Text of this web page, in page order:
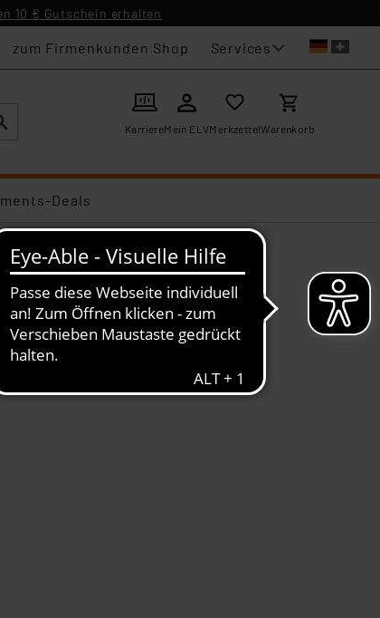
10 € Gutschein erhalten
zum Firmenkunden Shop Services
KarriereMein ELVMerkzettelWarenkorb
Deals